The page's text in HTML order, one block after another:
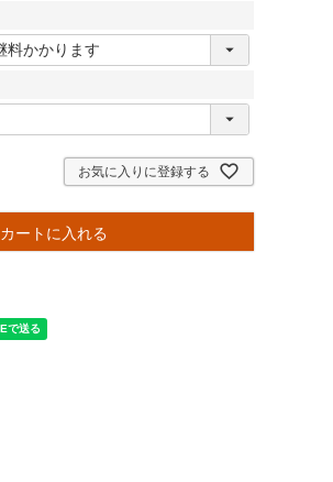
お気に入りに登録する
カートに入れる